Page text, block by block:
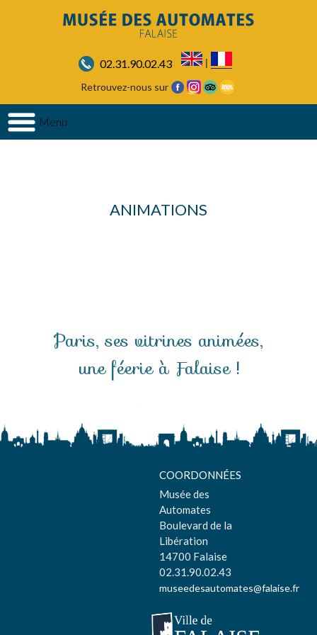
02.31.90.02.43 |
Retrouvez-nous sur
Menu
ANIMATIONS
Paris, ses vitrines animées,
une féerie à Falaise !
COORDONNÉES
Musée des
Automates
Boulevard de la
Libération
14700 Falaise
02.31.90.02.43
museedesautomates@falaise.fr